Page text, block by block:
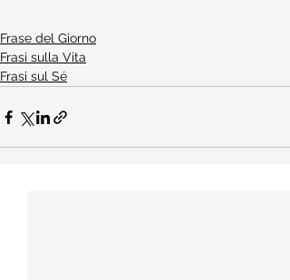
Frase del Giorno
Frasi sulla Vita
Frasi sul Sé